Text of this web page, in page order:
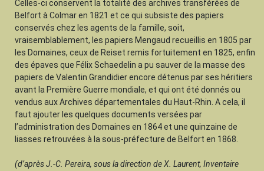
Celles-ci conservent la totalité des archives transférées de
Belfort à Colmar en 1821 et ce qui subsiste des papiers
conservés chez les agents de la famille, soit,
vraisemblablement, les papiers Mengaud recueillis en 1805 par
les Domaines, ceux de Reiset remis fortuitement en 1825, enfin
des épaves que Félix Schaedelin a pu sauver de la masse des
papiers de Valentin Grandidier encore détenus par ses héritiers
avant la Première Guerre mondiale, et qui ont été donnés ou
vendus aux Archives départementales du Haut-Rhin. A cela, il
faut ajouter les quelques documents versées par
l’administration des Domaines en 1864 et une quinzaine de
liasses retrouvées à la sous-préfecture de Belfort en 1868.
(d’après J.-C. Pereira, sous la direction de X. Laurent, Inventaire